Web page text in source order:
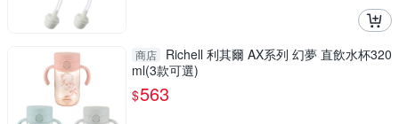
商店
Richell 利其爾 AX系列 幻夢 直飲水杯320
ml(3款可選)
$563